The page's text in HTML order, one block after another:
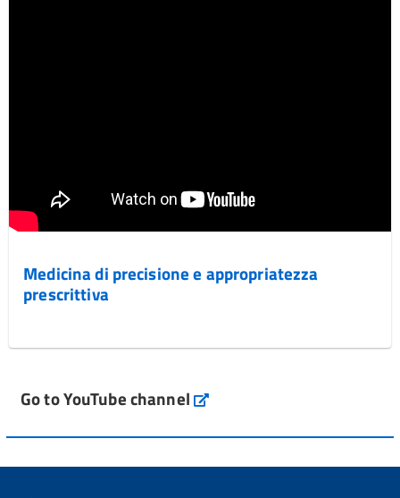
Medicina di precisione e appropriatezza
prescrittiva
Go to YouTube channel